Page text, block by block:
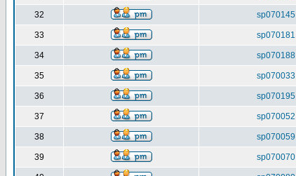
32 sp070145
33 sp070181
34 sp070188
35 sp070033
36 sp070195
37 sp070052
38 sp070059
39 sp070070